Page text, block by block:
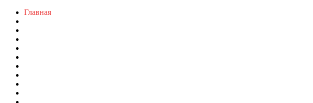
Главная